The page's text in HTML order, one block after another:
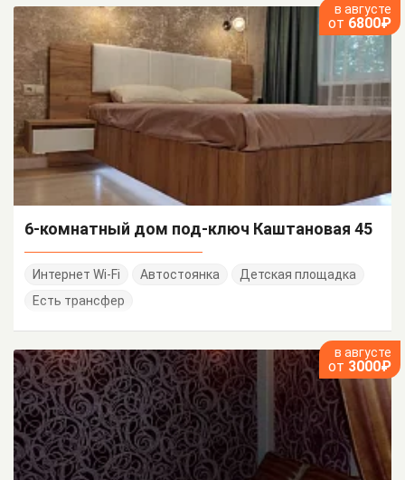
в августе
от 6800₽
6-комнатный дом под-ключ Каштановая 45
Интернет Wi-Fi Автостоянка
Детская площадка
Есть трансфер
в августе
от 3000₽